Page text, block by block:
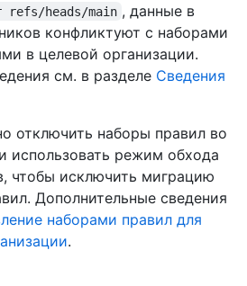
heads/main , данные в
конфликтуют с наборами
в целевой организации.
см. в разделе Сведения
отключить наборы правил во
использовать режим обхода
чтобы исключить миграцию
Дополнительные сведения
наборами правил для
.